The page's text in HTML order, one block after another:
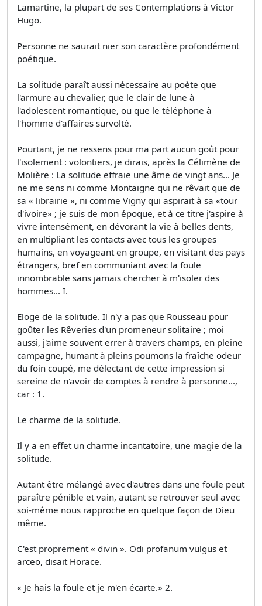
Lamartine, la plupart de ses Contemplations à Victor
Hugo.
Personne ne saurait nier son caractère profondément
poétique.
La solitude paraît aussi nécessaire au poète que
l'armure au chevalier, que le clair de lune à
l'adolescent romantique, ou que le téléphone à
l'homme d'affaires survolté.
Pourtant, je ne ressens pour ma part aucun goût pour
l'isolement : volontiers, je dirais, après la Célimène de
Molière : La solitude effraie une âme de vingt ans... Je
ne me sens ni comme Montaigne qui ne rêvait que de
sa « librairie », ni comme Vigny qui aspirait à sa «tour
d'ivoire» ; je suis de mon époque, et à ce titre j'aspire à
vivre intensément, en dévorant la vie à belles dents,
en multipliant les contacts avec tous les groupes
humains, en voyageant en groupe, en visitant des pays
étrangers, bref en communiant avec la foule
innombrable sans jamais chercher à m'isoler des
hommes... I.
Eloge de la solitude. Il n'y a pas que Rousseau pour
goûter les Rêveries d'un promeneur solitaire ; moi
aussi, j'aime souvent errer à travers champs, en pleine
campagne, humant à pleins poumons la fraîche odeur
du foin coupé, me délectant de cette impression si
sereine de n'avoir de comptes à rendre à personne...,
car : 1.
Le charme de la solitude.
Il y a en effet un charme incantatoire, une magie de la
solitude.
Autant être mélangé avec d'autres dans une foule peut
paraître pénible et vain, autant se retrouver seul avec
soi-même nous rapproche en quelque façon de Dieu
même.
C'est proprement « divin ». Odi profanum vulgus et
arceo, disait Horace.
« Je hais la foule et je m'en écarte.» 2.